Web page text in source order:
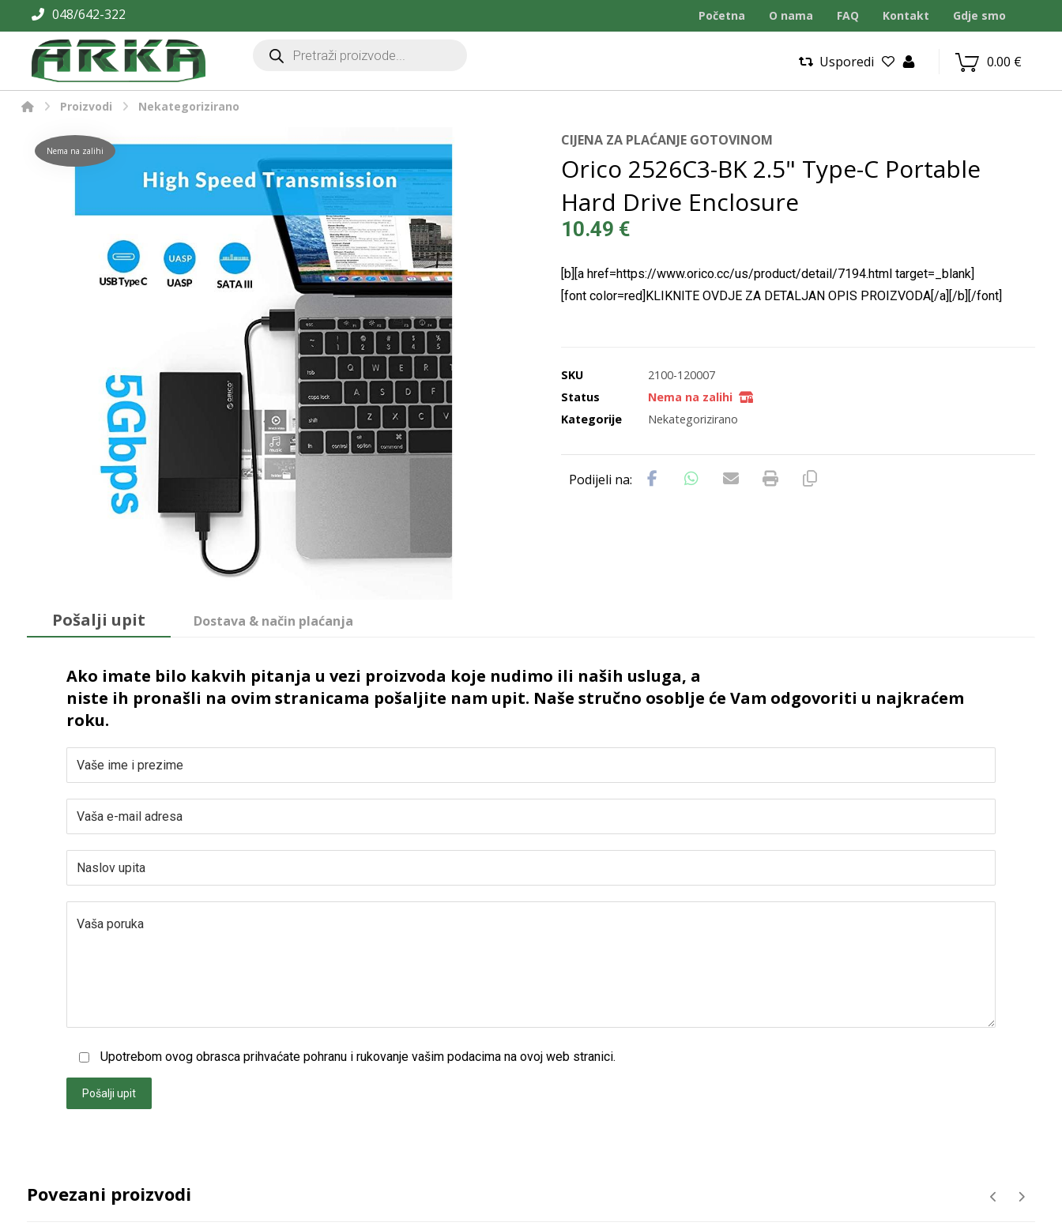
048/642-322 Početna O nama FAQ Kontakt Gdje smo
0.00 €
Usporedi
Proizvodi Nekategorizirano
Nema na zalihi
CIJENA ZA PLAĆANJE GOTOVINOM
Orico 2526C3-BK 2.5" Type-C Portable
Hard Drive Enclosure
10.49 €
[b][a href=https://www.orico.cc/us/product/detail/7194.html target=_blank]
[font color=red]KLIKNITE OVDJE ZA DETALJAN OPIS PROIZVODA[/a][/b][/font]
SKU
2100-120007
Status
Nema na zalihi
Kategorije
Nekategorizirano
Pošalji upit Dostava & način plaćanja
Ako imate bilo kakvih pitanja u vezi proizvoda koje nudimo ili naših usluga, a
niste ih pronašli na ovim stranicama pošaljite nam upit. Naše stručno osoblje će Vam odgovoriti u najkraćem
roku.
Upotrebom ovog obrasca prihvaćate pohranu i rukovanje vašim podacima na ovoj web stranici.
Pošalji upit
Povezani proizvodi